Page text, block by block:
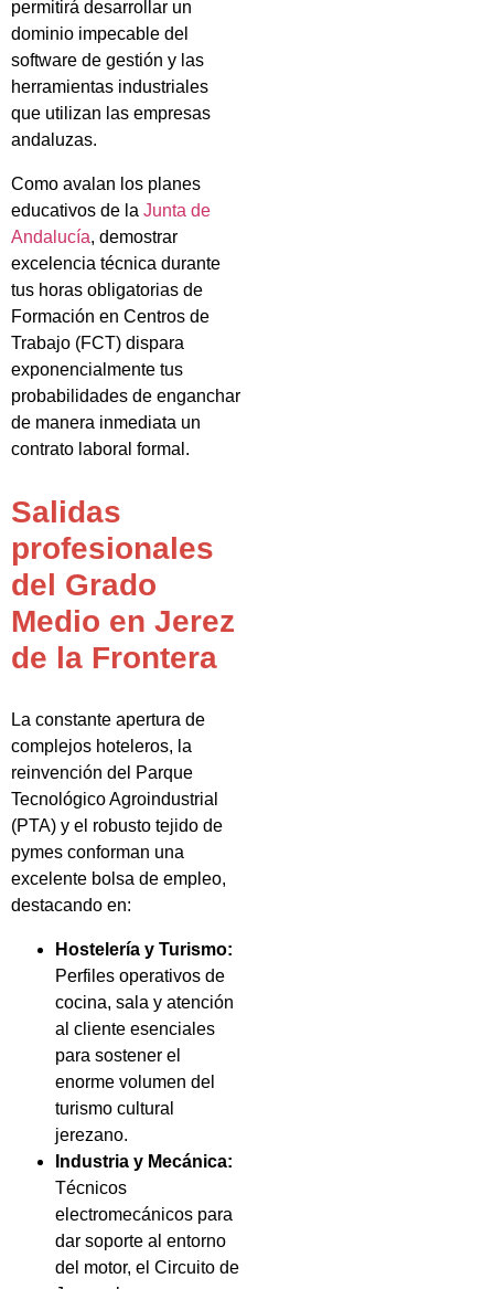
permitirá desarrollar un
dominio impecable del
software de gestión y las
herramientas industriales
que utilizan las empresas
andaluzas.
Como avalan los planes
educativos de la Junta de
Andalucía, demostrar
excelencia técnica durante
tus horas obligatorias de
Formación en Centros de
Trabajo (FCT) dispara
exponencialmente tus
probabilidades de enganchar
de manera inmediata un
contrato laboral formal.
Salidas
profesionales
del Grado
Medio en Jerez
de la Frontera
La constante apertura de
complejos hoteleros, la
reinvención del Parque
Tecnológico Agroindustrial
(PTA) y el robusto tejido de
pymes conforman una
excelente bolsa de empleo,
destacando en:
Hostelería y Turismo:
Perfiles operativos de
cocina, sala y atención
al cliente esenciales
para sostener el
enorme volumen del
turismo cultural
jerezano.
Industria y Mecánica:
Técnicos
electromecánicos para
dar soporte al entorno
del motor, el Circuito de